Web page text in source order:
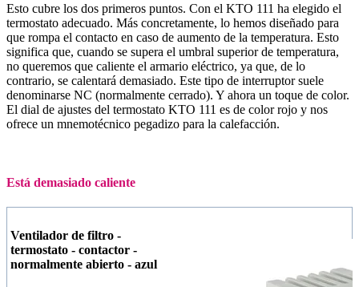
Esto cubre los dos primeros puntos. Con el KTO 111 ha elegido el
termostato adecuado. Más concretamente, lo hemos diseñado para
que rompa el contacto en caso de aumento de la temperatura. Esto
significa que, cuando se supera el umbral superior de temperatura,
no queremos que caliente el armario eléctrico, ya que, de lo
contrario, se calentará demasiado. Este tipo de interruptor suele
denominarse NC (normalmente cerrado). Y ahora un toque de color.
El dial de ajustes del termostato KTO 111 es de color rojo y nos
ofrece un mnemotécnico pegadizo para la calefacción.
Está demasiado caliente
Ventilador de filtro -
termostato - contactor -
normalmente abierto - azul